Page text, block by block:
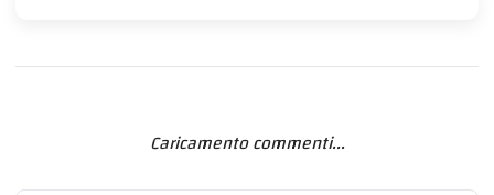
Caricamento commenti...